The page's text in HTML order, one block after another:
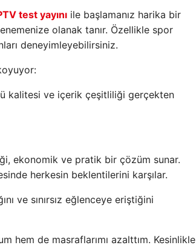
test yayını ile başlamanız harika bir
olanak tanır. Özellikle spor
deneyimleyebilirsiniz.
kalitesi ve içerik çeşitliliği gerçekten
ekonomik ve pratik bir çözüm sunar.
herkesin beklentilerini karşılar.
ve sınırsız eğlenceye eriştiğini
hem de masraflarımı azalttım. Kesinlikle